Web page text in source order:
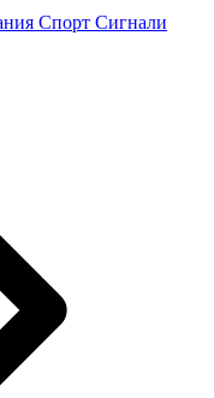
Спорт Сигнали